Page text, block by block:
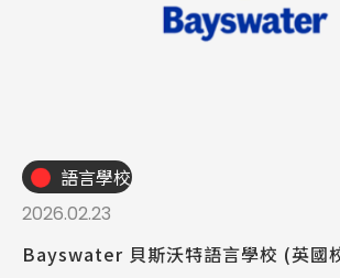
語言學校
2026.02.23
Bayswater 貝斯沃特語言學校 (英國